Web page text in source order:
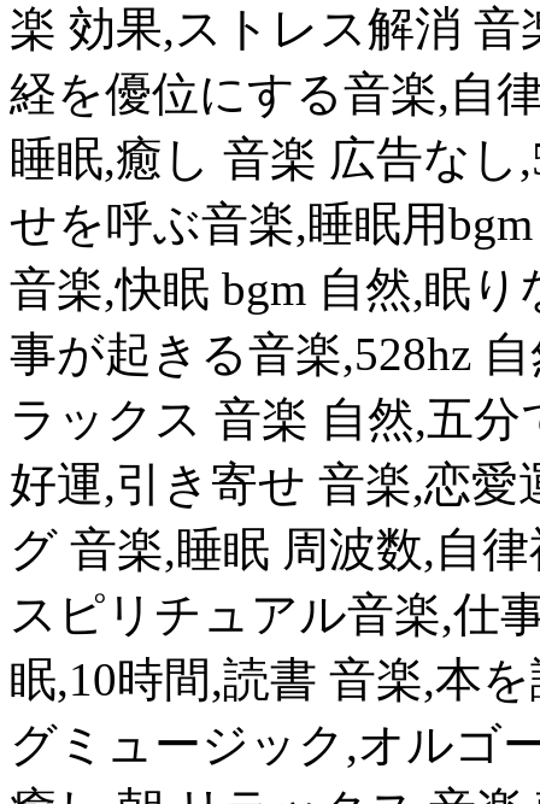
楽 効果,ストレス解消 音
経を優位にする音楽,自
睡眠,癒し 音楽 広告な
せを呼ぶ音楽,睡眠用
音楽,快眠 bgm 自然,眠
事が起きる音楽,528hz
ラックス 音楽 自然,五
好運,引き寄せ 音楽,恋
グ 音楽,睡眠 周波数,自
スピリチュアル音楽,仕
眠,10時間,読書 音楽,本
グミュージック,オルゴ